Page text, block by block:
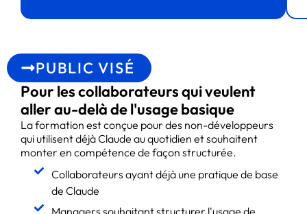
PUBLIC VISÉ
Pour les collaborateurs qui veulent
aller au-delà de l'usage basique
La formation est conçue pour des non-développeurs
qui utilisent déjà Claude au quotidien et souhaitent
monter en compétence de façon structurée.
Collaborateurs ayant déjà une pratique de base
de Claude
Managers souhaitant structurer l'usage de